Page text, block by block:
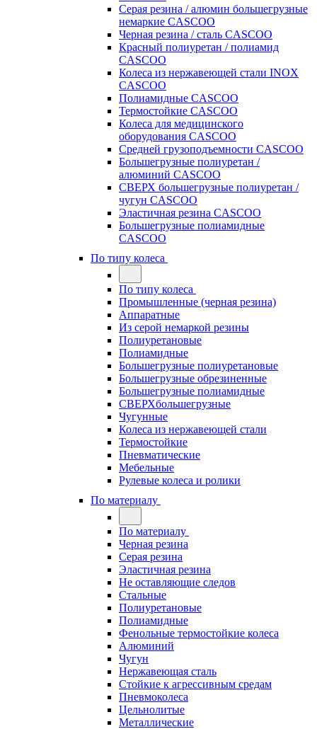
Серая резина / алюмин большегрузные
немаркие CASCOO
Черная резина / сталь CASCOO
Красный полиуретан / полиамид
CASCOO
Колеса из нержавеющей стали INOX
CASCOO
Полиамидные CASCOO
Термостойкие CASCOO
Колеса для медицинского
оборудования CASCOO
Средней грузоподъемности CASCOO
Большегрузные полиуретан /
алюминий CASCOO
СВЕРХ большегрузные полиуретан /
чугун CASCOO
Эластичная резина CASCOO
Большегрузные полиамидные
CASCOO
По типу колеса
По типу колеса
Промышленные (черная резина)
Аппаратные
Из серой немаркой резины
Полиуретановые
Полиамидные
Большегрузные полиуретановые
Большегрузные обрезиненные
Большегрузные полиамидные
СВЕРХбольшегрузные
Чугунные
Колеса из нержавеющей стали
Термостойкие
Пневматические
Мебельные
Рулевые колеса и ролики
По материалу
По материалу
Черная резина
Серая резина
Эластичная резина
Не оставляющие следов
Стальные
Полиуретановые
Полиамидные
Фенольные термостойкие колеса
Алюминий
Чугун
Нержавеющая сталь
Стойкие к агрессивным средам
Пневмоколеса
Цельнолитые
Металлические